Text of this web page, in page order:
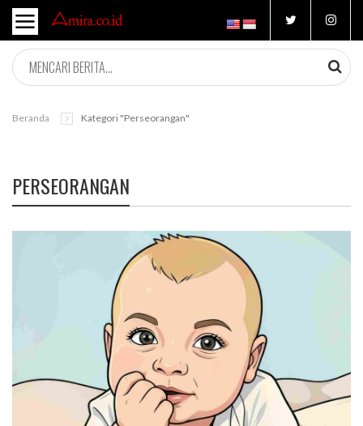
Beranda Kategori "perseorangan"
PERSEORANGAN